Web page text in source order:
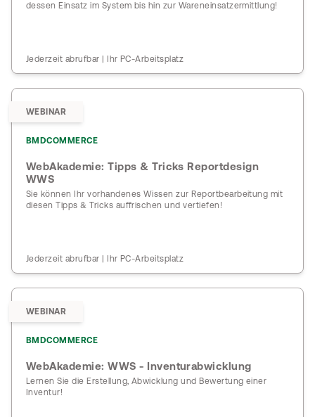
dessen Einsatz im System bis hin zur Wareneinsatzermittlung!
Jederzeit abrufbar | Ihr PC-Arbeitsplatz
WEBINAR
BMDCOMMERCE
WebAkademie: Tipps & Tricks Reportdesign
WWS
Sie können Ihr vorhandenes Wissen zur Reportbearbeitung mit
diesen Tipps & Tricks auffrischen und vertiefen!
Jederzeit abrufbar | Ihr PC-Arbeitsplatz
WEBINAR
BMDCOMMERCE
WebAkademie: WWS - Inventurabwicklung
Lernen Sie die Erstellung, Abwicklung und Bewertung einer
Inventur!